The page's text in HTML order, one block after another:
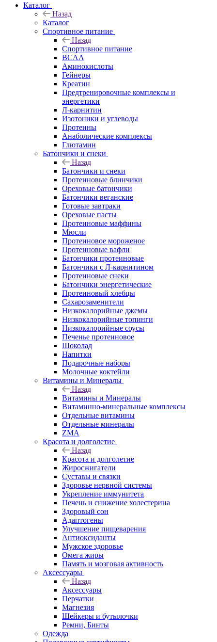
Каталог
Назад
Каталог
Спортивное питание
Назад
Спортивное питание
BCAA
Аминокислоты
Гейнеры
Креатин
Предтренировочные комплексы и
энергетики
Л-карнитин
Изотоники и углеводы
Протеины
Анаболические комплексы
Глютамин
Батончики и снеки
Назад
Батончики и снеки
Протеиновые блинчики
Ореховые батончики
Батончики веганские
Готовые завтраки
Ореховые пасты
Протеиновые маффины
Мюсли
Протеиновое мороженое
Протеиновые вафли
Батончики протеиновые
Батончики с Л-карнитином
Протеиновые снеки
Батончики энергетические
Протеиновый хлебцы
Сахарозаменители
Низкокалорийные джемы
Низкокалорийные топинги
Низкокалорийные соусы
Печенье протеиновое
Шоколад
Напитки
Подарочные наборы
Молочные коктейли
Витамины и Минералы
Назад
Витамины и Минералы
Витаминно-минеральные комплексы
Отдельные витамины
Отдельные минералы
ZMA
Красота и долголетие
Назад
Красота и долголетие
Жиросжигатели
Суставы и связки
Здоровье нервной системы
Укрепление иммунитета
Печень и снижение холестерина
Здоровый сон
Адаптогены
Улучшение пищеварения
Антиоксиданты
Мужское здоровье
Омега жиры
Память и мозговая активность
Аксессуары
Назад
Аксессуары
Перчатки
Магнезия
Шейкеры и бутылочки
Ремни, Бинты
Одежда